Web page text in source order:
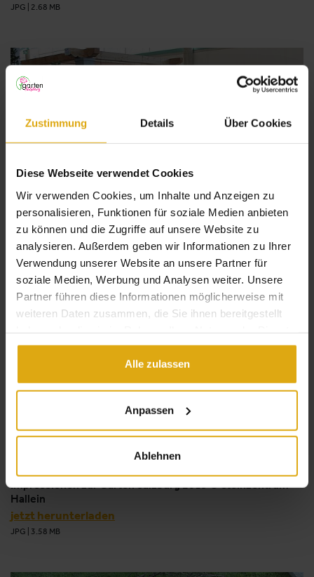
Zustimmung Details Über Cookies
Diese Webseite verwendet Cookies
Wir verwenden Cookies, um Inhalte und Anzeigen zu
personalisieren, Funktionen für soziale Medien anbieten
zu können und die Zugriffe auf unsere Website zu
analysieren. Außerdem geben wir Informationen zu Ihrer
Verwendung unserer Website an unsere Partner für
soziale Medien, Werbung und Analysen weiter. Unsere
Partner führen diese Informationen möglicherweise mit
weiteren Daten zusammen, die Sie ihnen bereitgestellt
gesammelt haben.
Alle zulassen
Anpassen
Ablehnen
JPG 2.68 MB
Impressionen zur Garten Salzburg 2019 © Steinzentrum
Hallein
jetzt herunterladen
JPG| 2.81 MB
Impressionen zur Garten Salzburg 2019 © Steinzentrum
Hallein
jetzt herunterladen
JPG 3.58 MB